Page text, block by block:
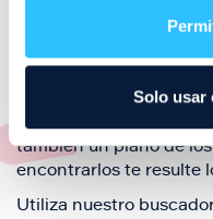
Solo usar
también de nuestra
podrás encontrar toda
cada una de nuestras
también un plano de
encontrarlos te resulte
Utiliza nuestro